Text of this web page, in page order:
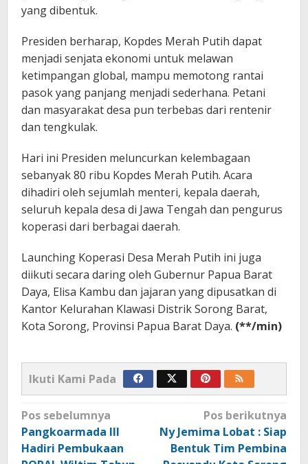
yang dibentuk.
Presiden berharap, Kopdes Merah Putih dapat
menjadi senjata ekonomi untuk melawan
ketimpangan global, mampu memotong rantai
pasok yang panjang menjadi sederhana. Petani
dan masyarakat desa pun terbebas dari rentenir
dan tengkulak.
Hari ini Presiden meluncurkan kelembagaan
sebanyak 80 ribu Kopdes Merah Putih. Acara
dihadiri oleh sejumlah menteri, kepala daerah,
seluruh kepala desa di Jawa Tengah dan pengurus
koperasi dari berbagai daerah.
Launching Koperasi Desa Merah Putih ini juga
diikuti secara daring oleh Gubernur Papua Barat
Daya, Elisa Kambu dan jajaran yang dipusatkan di
Kantor Kelurahan Klawasi Distrik Sorong Barat,
Kota Sorong, Provinsi Papua Barat Daya. (**/min)
Ikuti Kami Pada
Navigasi
pos
Pos sebelumnya
Pangkoarmada III
Hadiri Pembukaan
Pos berikutnya
Ny Jemima Lobat : Siap
Bentuk Tim Pembina